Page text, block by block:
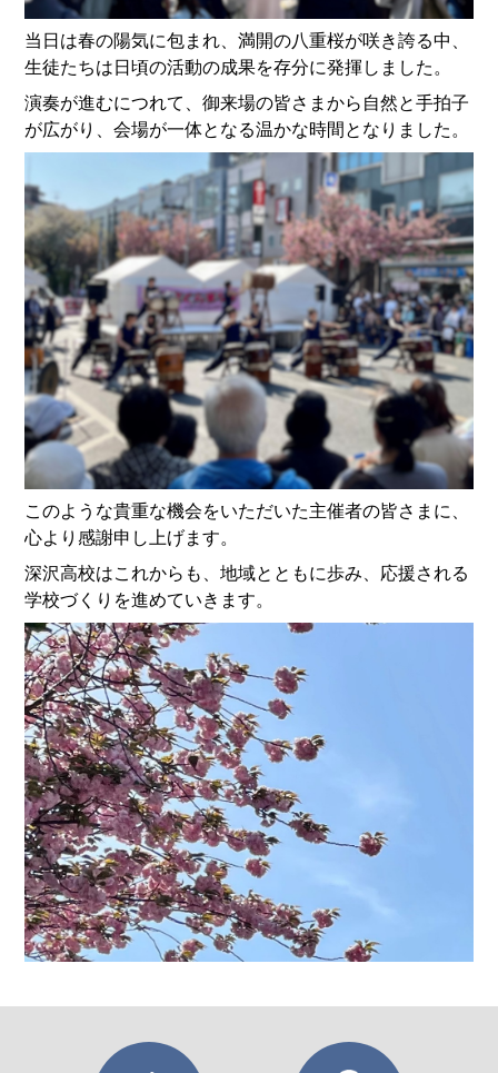
当日は春の陽気に包まれ、満開の八重桜が咲き誇る中、
生徒たちは日頃の活動の成果を存分に発揮しました。
演奏が進むにつれて、御来場の皆さまから自然と手拍子
が広がり、会場が一体となる温かな時間となりました。
このような貴重な機会をいただいた主催者の皆さまに、
心より感謝申し上げます。
深沢高校はこれからも、地域とともに歩み、応援される
学校づくりを進めていきます。